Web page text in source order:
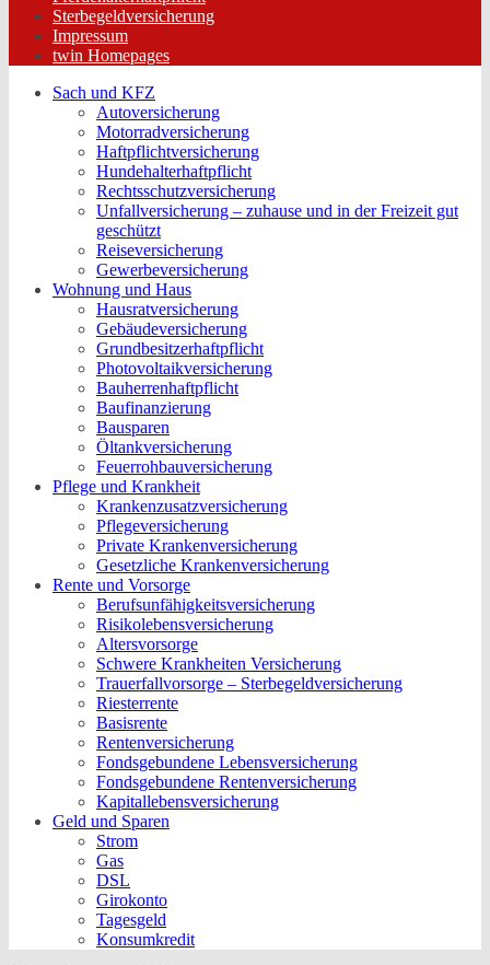
Sterbegeldversicherung
Impressum
twin Homepages
Sach und KFZ
Autoversicherung
Motorradversicherung
Haftpflichtversicherung
Hundehalterhaftpflicht
Rechtsschutzversicherung
Unfallversicherung – zuhause und in der Freizeit gut
geschützt
Reiseversicherung
Gewerbeversicherung
Wohnung und Haus
Hausratversicherung
Gebäudeversicherung
Grundbesitzerhaftpflicht
Photovoltaikversicherung
Bauherrenhaftpflicht
Baufinanzierung
Bausparen
Öltankversicherung
Feuerrohbauversicherung
Pflege und Krankheit
Krankenzusatzversicherung
Pflegeversicherung
Private Krankenversicherung
Gesetzliche Krankenversicherung
Rente und Vorsorge
Berufs­unfähigkeitsversicherung
Risikolebensversicherung
Altersvorsorge
Schwere Krankheiten Versicherung
Trauerfallvorsorge – Sterbegeldversicherung
Riesterrente
Basisrente
Rentenversicherung
Fondsgebundene Lebensversicherung
Fondsgebundene Rentenversicherung
Kapitallebensversicherung
Geld und Sparen
Strom
Gas
DSL
Girokonto
Tagesgeld
Konsumkredit